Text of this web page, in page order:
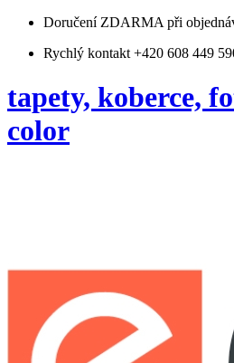
Doručení ZDARMA při
Rychlý kontakt +420 608 449
tapety, koberce,
color